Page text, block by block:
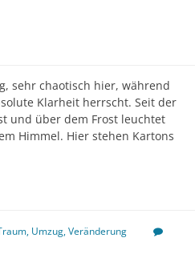
sehr chaotisch hier, während
Klarheit herrscht. Seit der
und über dem Frost leuchtet
Himmel. Hier stehen Kartons
, Umzug,Veränderung